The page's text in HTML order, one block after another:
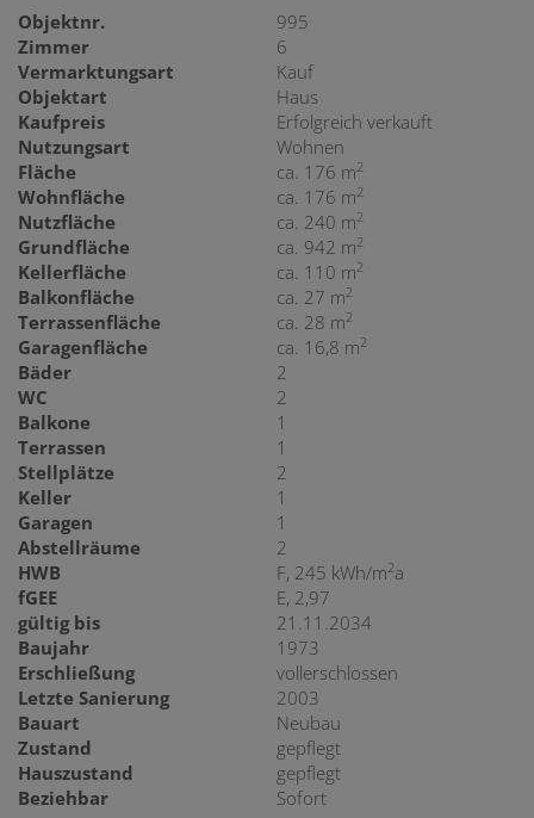
Objektnr.
995
Zimmer
6
Vermarktungsart
Kauf
Objektart
Haus
Kaufpreis
Erfolgreich verkauft
Nutzungsart
Wohnen
Fläche
ca. 176 m2
Wohnfläche ca. 176 m2
Nutzfläche ca. 240 m2
Grundfläche ca. 942 m2
Kellerfläche ca. 110 m2
Balkonfläche ca. 27 m2
Terrassenfläche ca. 28 m2
Garagenfläche ca. 16,8 m2
Bäder
2
WC
2
Balkone
1
Terrassen
1
Stellplätze
2
Keller
1
Garagen
1
Abstellräume
2
HWB
F, 245 kWh/m2a
fGEE
E, 2,97
gültig bis
21.11.2034
Baujahr
1973
Erschließung
vollerschlossen
Letzte Sanierung
2003
Bauart
Neubau
Zustand
gepflegt
Hauszustand
gepflegt
Beziehbar
Sofort